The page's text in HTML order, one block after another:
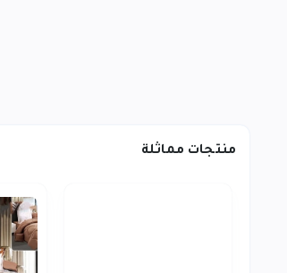
منتجات مماثلة